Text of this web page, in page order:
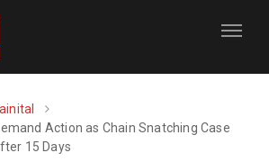
Action as Chain Snatching Case
15 Days